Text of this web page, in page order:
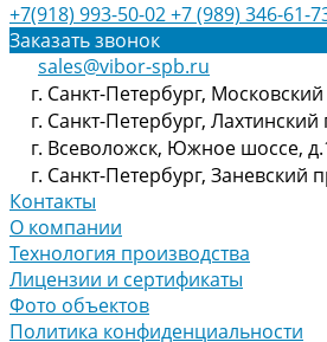
+7(918) 993-50-02+7 (989) 346-61-
Заказать звонок
sales@vibor-spb.ru
г. Санкт-Петербург,
г. Санкт-Петербург,
г. Всеволожск, Южное шоссе,
г. Санкт-Петербург, Заневский
Контакты
О компании
Технология производства
Лицензии и сертификаты
Фото объектов
Политика конфиденциальности